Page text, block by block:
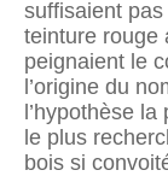
suffisaient pas
teinture rouge
peignaient le
l’origine du
l’hypothèse
le plus
bois si